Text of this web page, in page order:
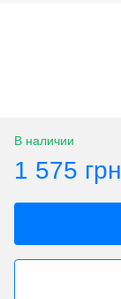
В наличии
1 575 грн